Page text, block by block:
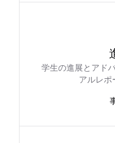
学生の進展とアド
アルレポ